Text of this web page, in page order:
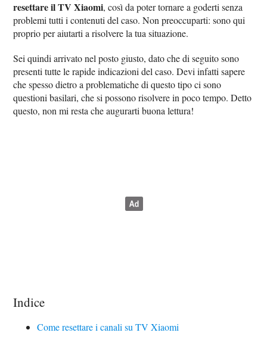
resettare il TV Xiaomi, così da poter tornare a goderti senza
problemi tutti i contenuti del caso. Non preoccuparti: sono qui
proprio per aiutarti a risolvere la tua situazione.
Sei quindi arrivato nel posto giusto, dato che di seguito sono
presenti tutte le rapide indicazioni del caso. Devi infatti sapere
che spesso dietro a problematiche di questo tipo ci sono
questioni basilari, che si possono risolvere in poco tempo. Detto
questo, non mi resta che augurarti buona lettura!
Indice
Come resettare i canali su TV Xiaomi